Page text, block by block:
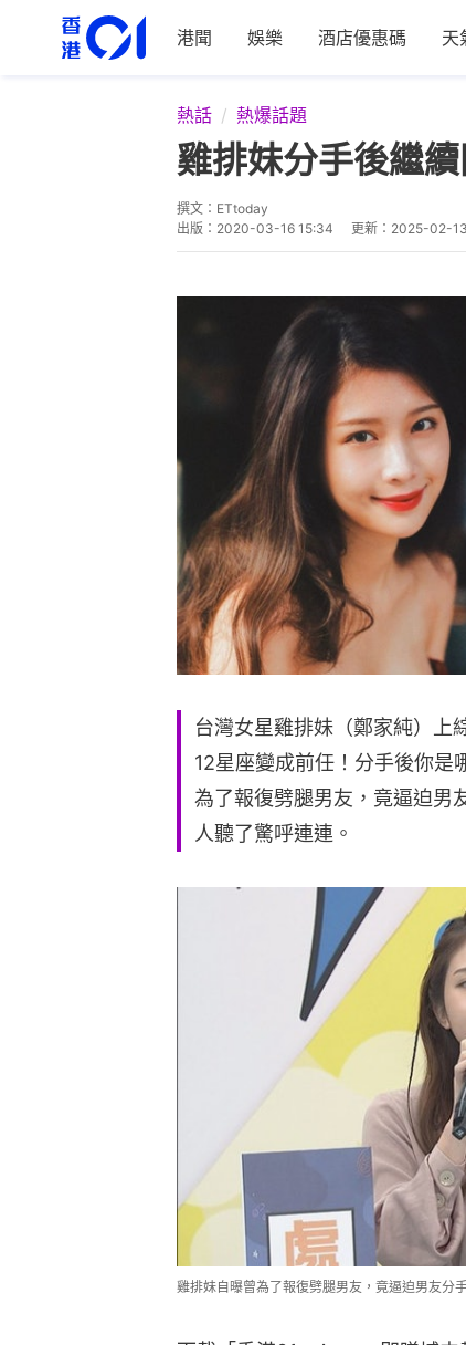
港聞 娛樂 酒店優惠碼 天
熱話 熱爆話題
雞排妹分手後繼
撰文： ETtoday
出版： 2020-03-16 15:34 更新： 2025-02-
台灣女星雞排妹（鄭家純）上
12星座變成前任！分手後你是
為了報復劈腿男友，竟逼迫男
人聽了驚呼連連。
雞排妹自曝曾為了報復劈腿男友，竟逼迫男友分